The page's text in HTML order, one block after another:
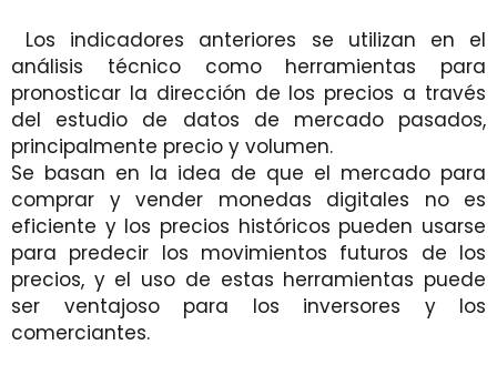
Los indicadores anteriores se utilizan en el
análisis técnico como herramientas para
pronosticar la dirección de los precios a través
del estudio de datos de mercado pasados,
principalmente precio y volumen.
Se basan en la idea de que el mercado para
comprar y vender monedas digitales no es
eficiente y los precios históricos pueden usarse
para predecir los movimientos futuros de los
precios, y el uso de estas herramientas puede
ser ventajoso para los inversores y los
comerciantes.